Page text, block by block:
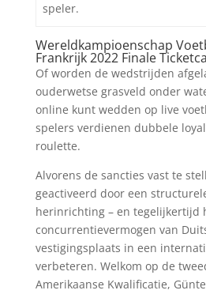
speler.
Wereldkampioenschap
Frankrijk 2022 Finale
Of worden de wedstrijden
ouderwetse grasveld onder
online kunt wedden op live
spelers verdienen dubbele
roulette.
Alvorens de sancties vast te
geactiveerd door een
herinrichting – en tegelijkertijd
concurrentievermogen van
vestigingsplaats in een
verbeteren. Welkom op de
Amerikaanse Kwalificatie,